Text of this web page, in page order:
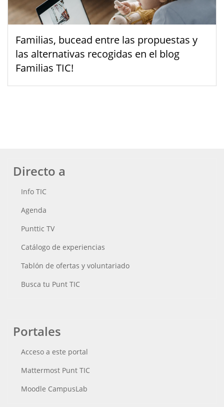
Familias, bucead entre las propuestas y
las alternativas recogidas en el blog
Familias TIC!
Directo a
Info TIC
Agenda
Punttic TV
Catálogo de experiencias
Tablón de ofertas y voluntariado
Busca tu Punt TIC
Portales
Acceso a este portal
Mattermost Punt TIC
Moodle CampusLab